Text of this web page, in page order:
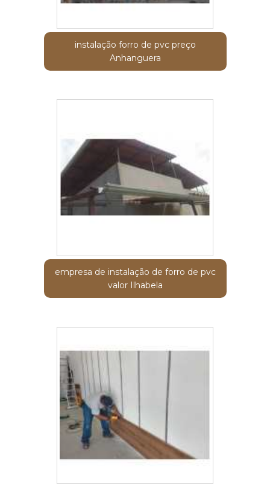
instalação forro de pvc preço
Anhanguera
empresa de instalação de forro de pvc
valor Ilhabela